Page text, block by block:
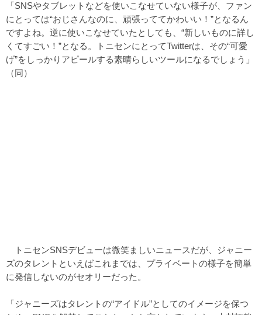
「SNSやタブレットなどを使いこなせていない様子が、ファン
にとっては“おじさんなのに、頑張っててかわいい！”となるん
ですよね。逆に使いこなせていたとしても、“新しいものに詳し
くてすごい！”となる。トニセンにとってTwitterは、その“可愛
げ”をしっかりアピールする素晴らしいツールになるでしょう」
（同）
トニセンSNSデビューは微笑ましいニュースだが、ジャニー
ズのタレントといえばこれまでは、プライベートの様子を簡単
に発信しないのがセオリーだった。
「ジャニーズはタレントの“アイドル”としてのイメージを保つ